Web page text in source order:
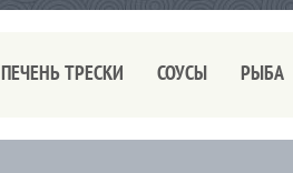
ПЕЧЕНЬ ТРЕСКИ СОУСЫ РЫБА